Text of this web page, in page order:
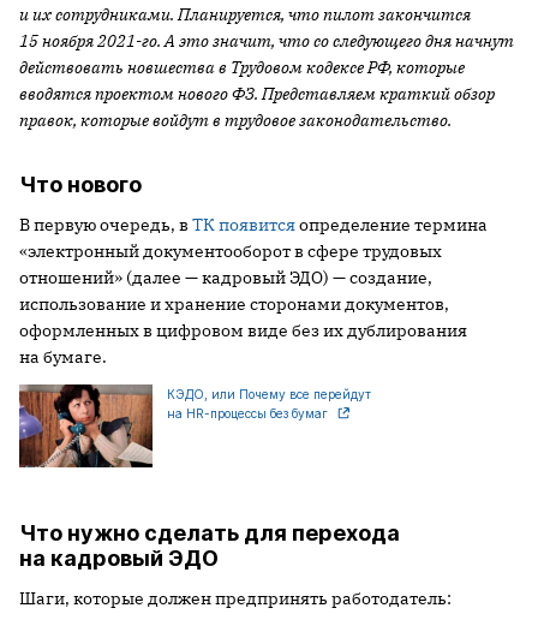
и их сотрудниками. Планируется, что пилот закончится
15 ноября 2021-го. А это значит, что со следующего дня начнут
действовать новшества в Трудовом кодексе РФ, которые
вводятся проектом нового ФЗ. Представляем краткий обзор
правок, которые войдут в трудовое законодательство.
Что нового
В первую очередь, в ТК появитсяопределение термина
«электронный документооборот в сфере трудовых
отношений» (далее — кадровый ЭДО) — создание,
использование и хранение сторонами документов,
оформленных в цифровом виде без их дублирования
на бумаге.
КЭДО, или Почему все перейдут
на HR-процессы без бумаг
Что нужно сделать для перехода
на кадровый ЭДО
Шаги, которые должен предпринять работодатель: